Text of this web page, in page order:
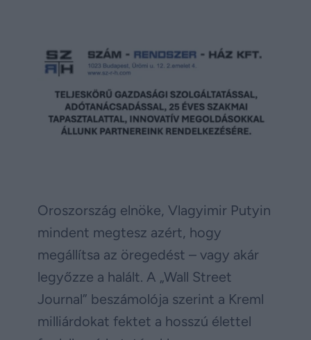
Oroszország elnöke, Vlagyimir Putyin
mindent megtesz azért, hogy
megállítsa az öregedést – vagy akár
legyőzze a halált. A „Wall Street
Journal” beszámolója szerint a Kreml
milliárdokat fektet a hosszú élettel